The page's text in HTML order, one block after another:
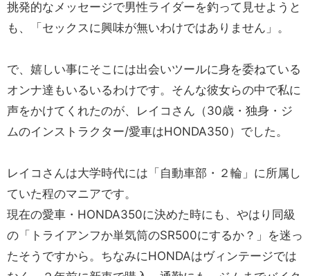
挑発的なメッセージで男性ライダーを釣って見せようと
も、「セックスに興味が無いわけではありません」。
で、嬉しい事にそこには出会いツールに身を委ねている
オンナ達もいるいるわけです。そんな彼女らの中で私に
声をかけてくれたのが、レイコさん（30歳・独身・ジ
ムのインストラクター/愛車はHONDA350）でした。
レイコさんは大学時代には「自動車部・２輪」に所属し
ていた程のマニアです。
現在の愛車・HONDA350に決めた時にも、やはり同級
の「トライアンフか単気筒のSR500にするか？」を迷っ
たそうですから。ちなみにHONDAはヴィンテージでは